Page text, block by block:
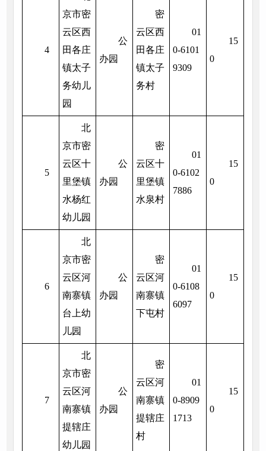
4
京市密
云区西
田各庄
镇太子
务幼儿
园
公
办园
密
云区西
田各庄
镇太子
务村
01
0-6101
9309
15
0
5
北
京市密
云区十
里堡镇
水杨红
幼儿园
公
办园
密
云区十
里堡镇
水泉村
01
0-6102
7886
15
0
6
北
京市密
云区河
南寨镇
台上幼
儿园
公
办园
密
云区河
南寨镇
下屯村
01
0-6108
6097
15
0
7
北
京市密
云区河
南寨镇
提辖庄
幼儿园
公
办园
密
云区河
南寨镇
提辖庄
村
01
0-8909
1713
15
0